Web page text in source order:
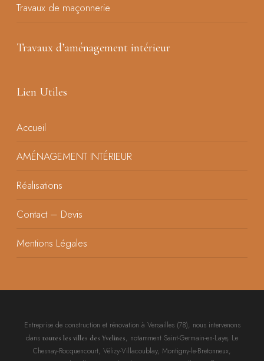
Travaux de maçonnerie
Travaux d’aménagement intérieur
Lien Utiles
Accueil
AMÉNAGEMENT INTÉRIEUR
Réalisations
Contact – Devis
Mentions Légales
Entreprise de construction et rénovation à Versailles (78), nous intervenons
dans toutes les villes des Yvelines, notamment Saint-Germain-en-Laye, Le
Chesnay-Rocquencourt, Vélizy-Villacoublay, Montigny-le-Bretonneux,